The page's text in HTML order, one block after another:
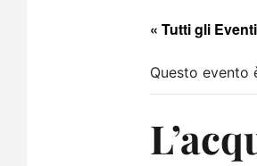
« Tutti gli Eventi
Questo evento